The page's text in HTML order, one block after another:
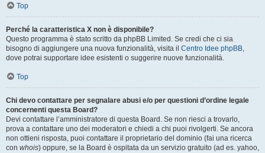
Top
Perché la caratteristica X non è disponibile?
Questo programma è stato scritto da phpBB Limited. Se credi che ci sia
bisogno di aggiungere una nuova funzionalità, visita il Centro Idee phpBB,
dove potrai supportare idee esistenti o suggerire nuove funzionalità.
Top
Chi devo contattare per segnalare abusi e/o per questioni d’ordine legale
concernenti questa Board?
Devi contattare l’amministratore di questa Board. Se non riesci a trovarlo,
prova a contattare uno dei moderatori e chiedi a chi puoi rivolgerti. Se ancora
non ottieni risposta, puoi contattare il proprietario del dominio (fai una ricerca
con whois) oppure, se la Board è ospitata da un servizio gratuito (ad es. yahoo,